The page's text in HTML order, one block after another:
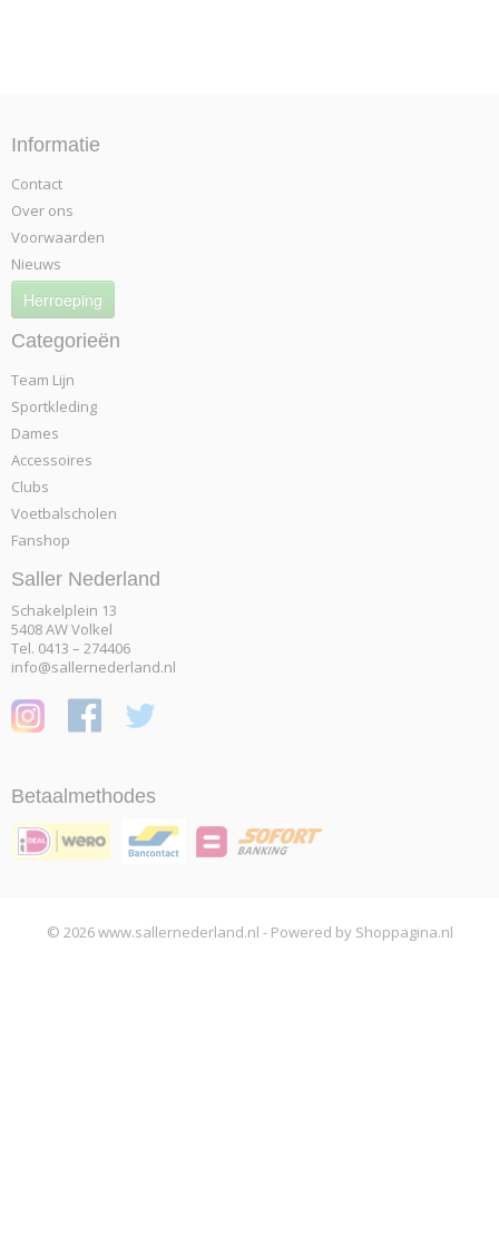
Informatie
Contact
Over ons
Voorwaarden
Nieuws
Herroeping
Categorieën
Team Lijn
Sportkleding
Dames
Accessoires
Clubs
Voetbalscholen
Fanshop
Saller Nederland
Schakelplein 13
5408 AW Volkel
Tel. 0413 – 274406
info@sallernederland.nl
Betaalmethodes
© 2026 www.sallernederland.nl - Powered by Shoppagina.nl